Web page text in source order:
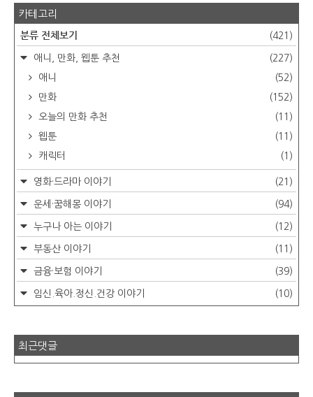
카테고리
분류 전체보기 (421)
애니, 만화, 웹툰 추천
(227)
애니
(52)
만화
(152)
오늘의 만화 추천
(11)
웹툰
(11)
캐릭터
(1)
영화·드라마 이야기 (21)
운세·꿈해몽 이야기 (94)
누구나 아는 이야기 (12)
부동산 이야기 (11)
금융·보험 이야기 (39)
임신.육아.정신.건강 이야기 (10)
최근댓글